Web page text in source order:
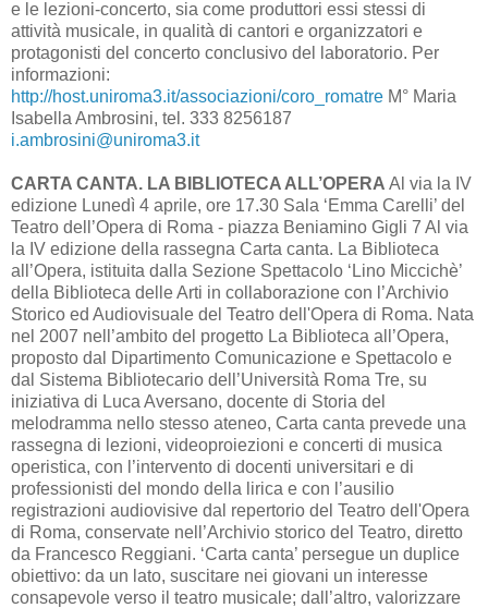
e le lezioni-concerto, sia come produttori essi stessi di
attività musicale, in qualità di cantori e organizzatori e
protagonisti del concerto conclusivo del laboratorio. Per
informazioni:
http://host.uniroma3.it/associazioni/coro_romatre M° Maria
Isabella Ambrosini, tel. 333 8256187
i.ambrosini@uniroma3.it
CARTA CANTA. LA BIBLIOTECA ALL’OPERA Al via la IV
edizione Lunedì 4 aprile, ore 17.30 Sala ‘Emma Carelli’ del
Teatro dell’Opera di Roma - piazza Beniamino Gigli 7 Al via
la IV edizione della rassegna Carta canta. La Biblioteca
all’Opera, istituita dalla Sezione Spettacolo ‘Lino Miccichè’
della Biblioteca delle Arti in collaborazione con l’Archivio
Storico ed Audiovisuale del Teatro dell'Opera di Roma. Nata
nel 2007 nell’ambito del progetto La Biblioteca all’Opera,
proposto dal Dipartimento Comunicazione e Spettacolo e
dal Sistema Bibliotecario dell’Università Roma Tre, su
iniziativa di Luca Aversano, docente di Storia del
melodramma nello stesso ateneo, Carta canta prevede una
rassegna di lezioni, videoproiezioni e concerti di musica
operistica, con l’intervento di docenti universitari e di
professionisti del mondo della lirica e con l’ausilio
registrazioni audiovisive dal repertorio del Teatro dell'Opera
di Roma, conservate nell’Archivio storico del Teatro, diretto
da Francesco Reggiani. ‘Carta canta’ persegue un duplice
obiettivo: da un lato, suscitare nei giovani un interesse
consapevole verso il teatro musicale; dall’altro, valorizzare